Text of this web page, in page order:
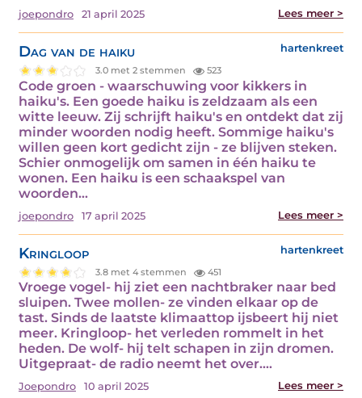
joepondro 21 april 2025 Lees meer >
Dag van de haiku hartenkreet
3.0 met 2 stemmen 523
Code groen - waarschuwing voor kikkers in
haiku's. Een goede haiku is zeldzaam als een
witte leeuw. Zij schrijft haiku's en ontdekt dat zij
minder woorden nodig heeft. Sommige haiku's
willen geen kort gedicht zijn - ze blijven steken.
Schier onmogelijk om samen in één haiku te
wonen. Een haiku is een schaakspel van
woorden…
joepondro 17 april 2025 Lees meer >
Kringloop hartenkreet
3.8 met 4 stemmen 451
Vroege vogel- hij ziet een nachtbraker naar bed
sluipen. Twee mollen- ze vinden elkaar op de
tast. Sinds de laatste klimaattop ijsbeert hij niet
meer. Kringloop- het verleden rommelt in het
heden. De wolf- hij telt schapen in zijn dromen.
Uitgepraat- de radio neemt het over.…
Joepondro 10 april 2025 Lees meer >